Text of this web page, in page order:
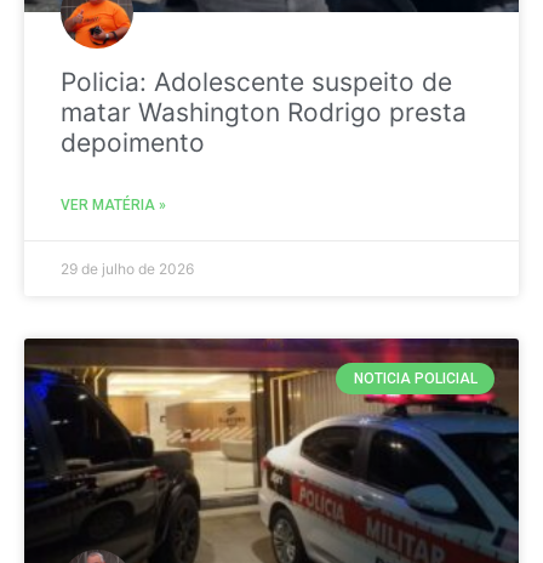
Policia: Adolescente suspeito de
matar Washington Rodrigo presta
depoimento
VER MATÉRIA »
29 de julho de 2026
NOTICIA POLICIAL